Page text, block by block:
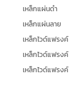
เหล็กแผ่นดำ
เหล็กแผ่นลาย
เหล็กไวด์แฟรงค์
เหล็กไวด์แฟรง
เหล็กไวด์แฟรง